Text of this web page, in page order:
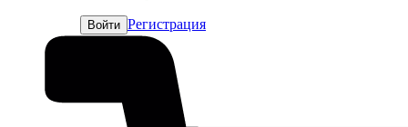
Войти Регистрация